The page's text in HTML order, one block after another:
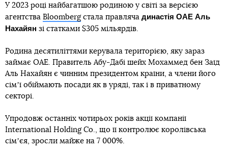
У 2023 році найбагатшою родиною у світі за версією
агентства Bloombergстала правляча династія ОАЕ Аль
Нахайян зі статками $305 мільярдів.
Родина десятиліттями керувала територією, яку зараз
займає ОАЕ. Правитель Абу-Дабі шейх Мохаммед бен Заїд
Аль Нахайян є чинним президентом країни, а члени його
сімʼї обіймають посади як в уряді, так і в приватному
секторі.
Упродовж останніх чотирьох років акції компанії
International Holding Co., що її контролює королівська
сімʼєя, зросли майже на 7 000%.